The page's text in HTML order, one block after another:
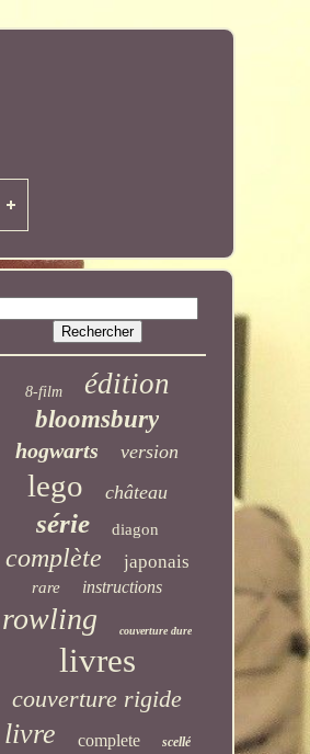
8-film édition
bloomsbury
hogwarts version
lego château
série diagon
complète japonais
rare instructions
rowling couverture dure
livres
couverture rigide
livre complete scellé